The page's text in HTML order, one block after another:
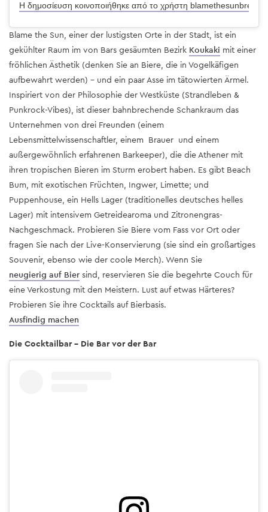
Η δημοσίευση κοινοποιήθηκε από το χρήστη
Blame the Sun, einer der lustigsten Orte in der Stadt, ist ein
gekühlter Raum im von Bars gesäumten Bezirk Koukaki mit einer
fröhlichen Ästhetik (denken Sie an Biere, die in Vogelkäfigen
aufbewahrt werden) - und ein paar Asse im tätowierten Ärmel.
Inspiriert von der Philosophie der Westküste (Strandleben &
Punkrock-Vibes), ist dieser bahnbrechende Schankraum das
Unternehmen von drei Freunden (einem
Lebensmittelwissenschaftler, einem Brauer und einem
außergewöhnlich erfahrenen Barkeeper), die die Athener mit
ihren tropischen Bieren im Sturm erobert haben. Es gibt Beach
Bum, mit exotischen Früchten, Ingwer, Limette; und
Puppenhouse, ein Hells Lager (traditionelles deutsches helles
Lager) mit intensivem Getreidearoma und Zitronengras-
Nachgeschmack. Probieren Sie Biere vom Fass vor Ort oder
fragen Sie nach der Live-Konservierung (sie sind ein großartiges
Souvenir, ebenso wie der coole Merch). Wenn Sie
neugierig auf Bier sind, reservieren Sie die begehrte Couch für
eine Verkostung mit den Meistern. Lust auf etwas Härteres?
Probieren Sie ihre Cocktails auf Bierbasis.
Ausfindig machen
Die Cocktailbar - Die Bar vor der Bar